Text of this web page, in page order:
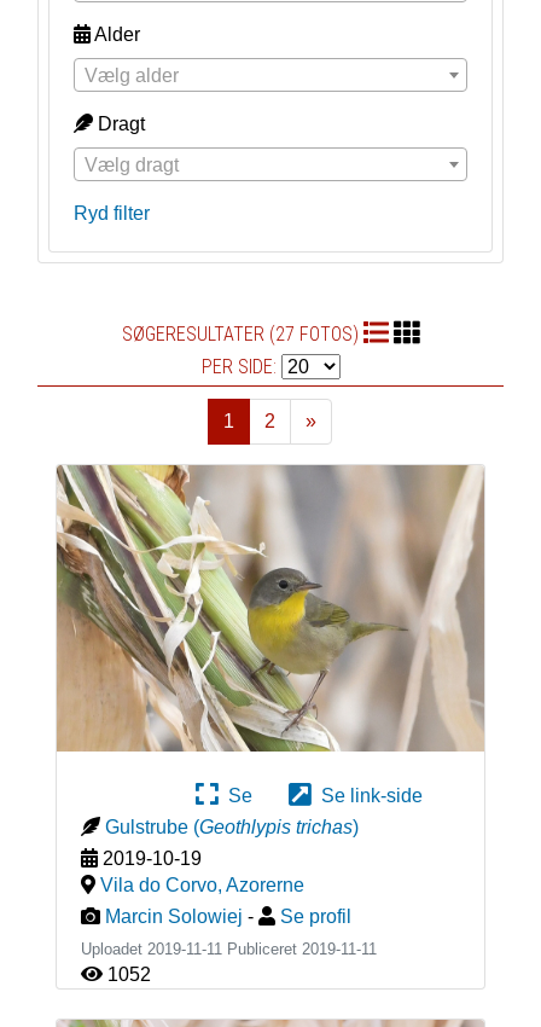
Alder
Vælg alder
Dragt
Vælg dragt
Ryd filter
SØGERESULTATER (27 FOTOS)
PER SIDE:
1 2
»
Næste
Se
Se link-side
Gulstrube (Geothlypis trichas)
2019-10-19
Vila do Corvo, Azorerne
Marcin Solowiej - Se profil
Uploadet 2019-11-11 Publiceret 2019-11-11
1052